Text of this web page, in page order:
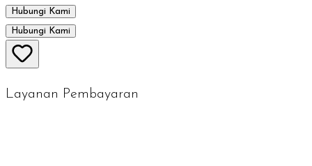
Hubungi Kami
Hubungi Kami
Layanan Pembayaran